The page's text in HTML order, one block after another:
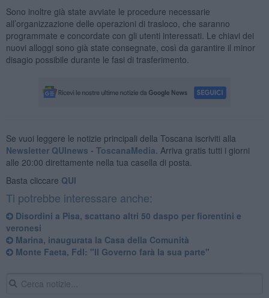
Sono inoltre già state avviate le procedure necessarie
all’organizzazione delle operazioni di trasloco, che saranno
programmate e concordate con gli utenti interessati. Le chiavi dei
nuovi alloggi sono già state consegnate, così da garantire il minor
disagio possibile durante le fasi di trasferimento.
Se vuoi leggere le notizie principali della Toscana iscriviti alla
Newsletter QUInews - ToscanaMedia. Arriva gratis tutti i giorni
alle 20:00 direttamente nella tua casella di posta.
Basta cliccare QUI
Ti potrebbe interessare anche:
Disordini a Pisa, scattano altri 50 daspo per fiorentini e
veronesi
Marina, inaugurata la Casa della Comunità
Monte Faeta, FdI: "Il Governo farà la sua parte"